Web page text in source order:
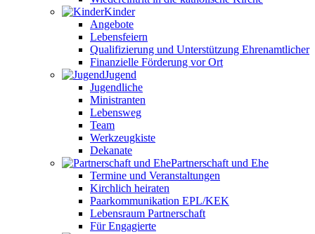
Kinder
Angebote
Lebensfeiern
Qualifizierung und Unterstützung Ehrenamtlicher
Finanzielle Förderung vor Ort
Jugend
Jugendliche
Ministranten
Lebensweg
Team
Werkzeugkiste
Dekanate
Partnerschaft und Ehe
Termine und Veranstaltungen
Kirchlich heiraten
Paarkommunikation EPL/KEK
Lebensraum Partnerschaft
Für Engagierte